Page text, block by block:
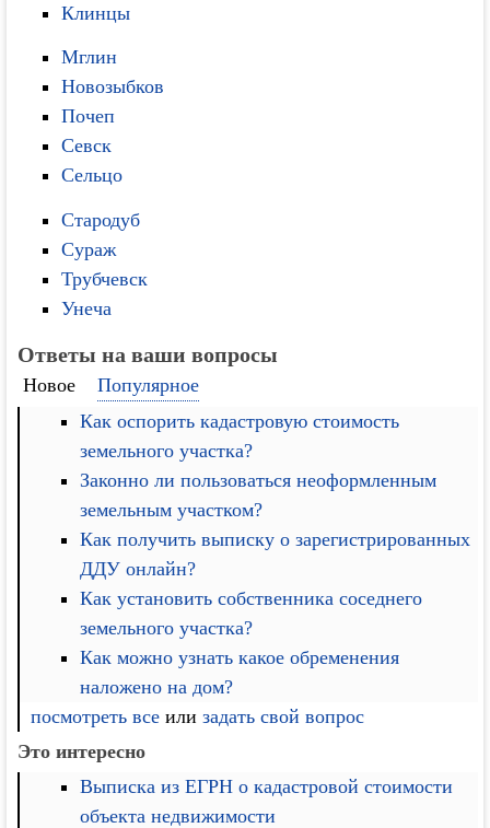
Клинцы
Мглин
Новозыбков
Почеп
Севск
Сельцо
Стародуб
Сураж
Трубчевск
Унеча
Ответы на ваши вопросы
Новое
Популярное
Как оспорить кадастровую стоимость
земельного участка?
Законно ли пользоваться неоформленным
земельным участком?
Как получить выписку о зарегистрированных
ДДУ онлайн?
Как установить собственника соседнего
земельного участка?
Как можно узнать какое обременения
наложено на дом?
посмотреть все илизадать свой вопрос
Это интересно
Выписка из ЕГРН о кадастровой стоимости
объекта недвижимости